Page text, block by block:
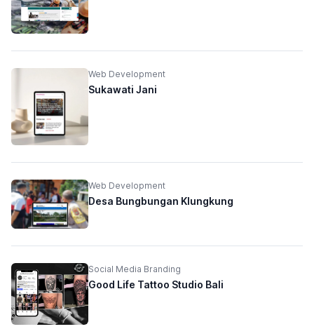
Web Development
Sukawati Jani
Web Development
Desa Bungbungan Klungkung
Social Media Branding
Good Life Tattoo Studio Bali